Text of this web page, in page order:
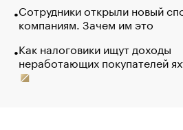
Сотрудники открыли новый
компаниям. Зачем им это
Как налоговики ищут доходы
неработающих покупателей